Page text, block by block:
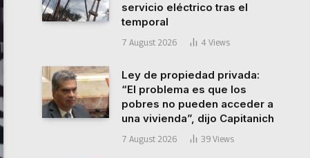
servicio eléctrico tras el
temporal
7 August 2026 4 Views
Ley de propiedad privada:
“El problema es que los
pobres no pueden acceder a
una vivienda”, dijo Capitanich
7 August 2026 39 Views